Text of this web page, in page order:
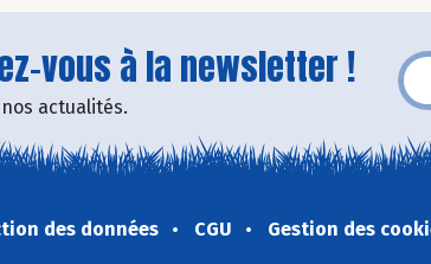
vous à la newsletter !
actualités.
des données CGU Gestion des